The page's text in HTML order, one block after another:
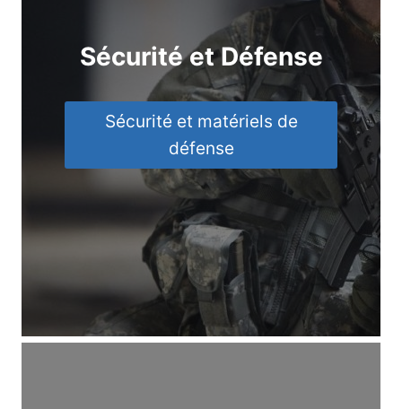
Sécurité et Défense
Sécurité et matériels de
défense